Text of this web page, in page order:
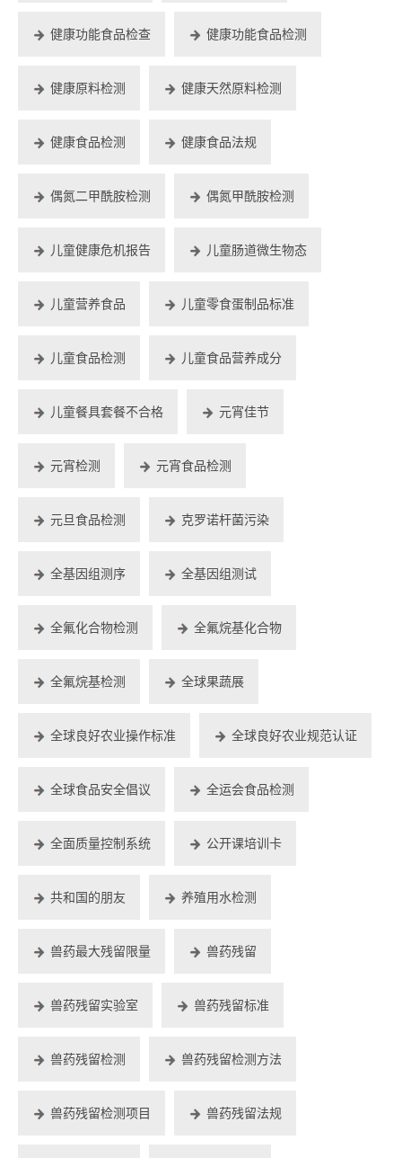
健康功能食品检查 健康功能食品检测
健康原料检测 健康天然原料检测
健康食品检测 健康食品法规
偶氮二甲酰胺检测 偶氮甲酰胺检测
儿童健康危机报告 儿童肠道微生物态
儿童营养食品 儿童零食蛋制品标准
儿童食品检测 儿童食品营养成分
儿童餐具套餐不合格 元宵佳节
元宵检测 元宵食品检测
元旦食品检测 克罗诺杆菌污染
全基因组测序 全基因组测试
全氟化合物检测 全氟烷基化合物
全氟烷基检测 全球果蔬展
全球良好农业操作标准 全球良好农业规范认证
全球食品安全倡议 全运会食品检测
全面质量控制系统 公开课培训卡
共和国的朋友 养殖用水检测
兽药最大残留限量 兽药残留
兽药残留实验室 兽药残留标准
兽药残留检测 兽药残留检测方法
兽药残留检测项目 兽药残留法规